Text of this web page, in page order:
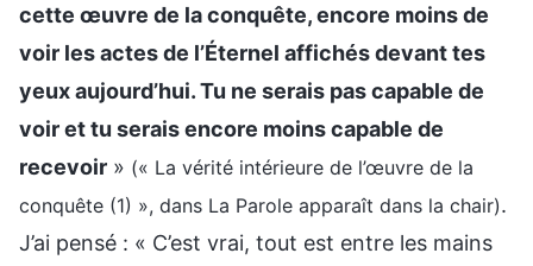
cette œuvre de la conquête, encore moins de
voir les actes de l’Éternel affichés devant tes
yeux aujourd’hui. Tu ne serais pas capable de
voir et tu serais encore moins capable de
recevoir » (« La vérité intérieure de l’œuvre de la
conquête (1) », dans La Parole apparaît dans la chair).
J’ai pensé : « C’est vrai, tout est entre les mains